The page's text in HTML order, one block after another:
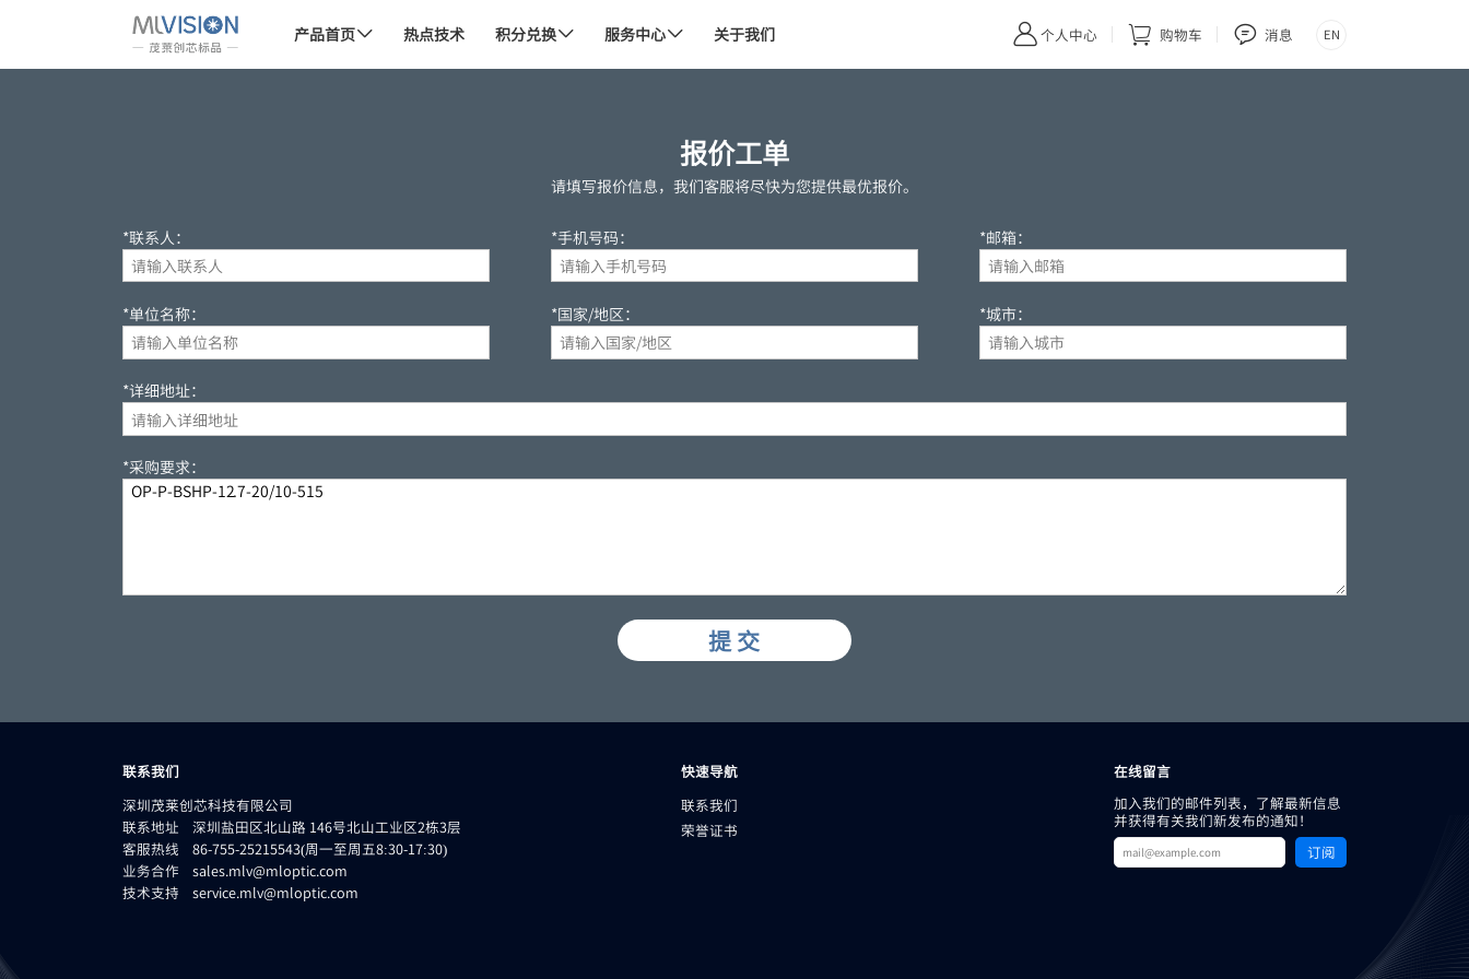
产品首页 热点技术 积分兑换 服务中心 关于我们 个人中心  购物车  消息 EN
报价工单
请填写报价信息，我们客服将尽快为您提供最优报价。
*联系人： *手机号码： *邮箱：
*单位名称： *国家/地区： *城市：
*详细地址：
*采购要求：
提 交
联系我们
深圳茂莱创芯科技有限公司
联系地址 深圳盐田区北山路 146号北山工业区2栋3层
客服热线 86-755-25215543(周一至周五8:30-17:30)
业务合作 sales.mlv@mloptic.com
技术支持 service.mlv@mloptic.com
快速导航
联系我们
荣誉证书
在线留言
加入我们的邮件列表，了解最新信息
并获得有关我们新发布的通知！
订阅